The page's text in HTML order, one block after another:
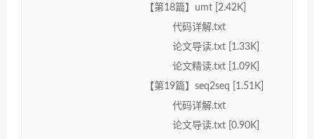
【第18篇】umt [2.42K]
代码详解.txt
论文导读.txt [1.33K]
论文精读.txt [1.09K]
【第19篇】seq2seq [1.51K]
代码详解.txt
论文导读.txt [0.90K]